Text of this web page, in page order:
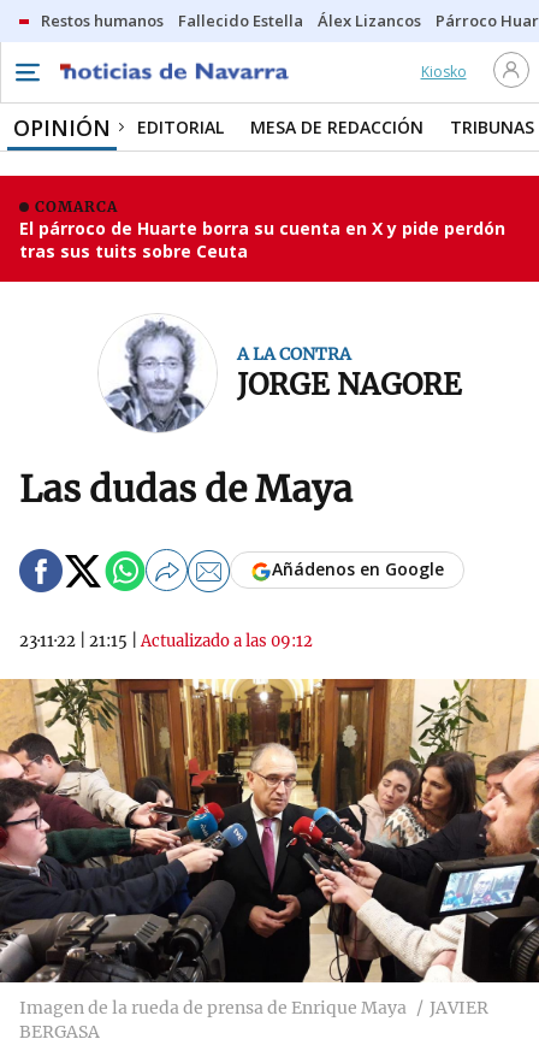
Restos humanos Fallecido Estella Álex Lizancos Párroco
Kiosko
OPINIÓN EDITORIAL MESA DE REDACCIÓN TRIBUNAS
COMARCA
El párroco de Huarte borra su cuenta en X y pide perdón
tras sus tuits sobre Ceuta
A LA CONTRA
JORGE NAGORE
Las dudas de Maya
23·11·22 21:15 |Actualizado a las 09:12
Añádenos en Google
Imagen de la rueda de prensa de Enrique Maya
JAVIER
BERGASA